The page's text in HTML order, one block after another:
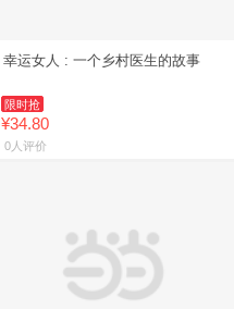
幸运女人 : 一个乡村医生的故事
限时抢
¥34.80
0人评价